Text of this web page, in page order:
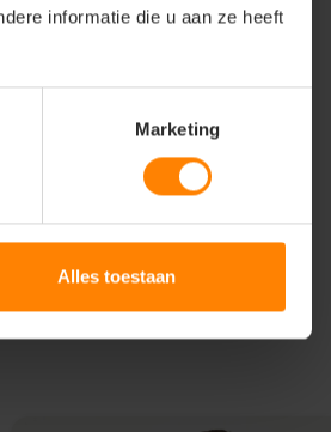
informatie die u aan ze heeft
Marketing
Alles toestaan